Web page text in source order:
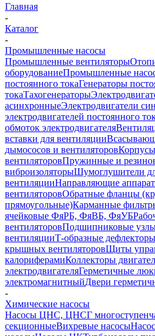
Главная
-
Каталог
-
Промышленные насосы
Промышленные вентиляторы
оборудованиеПромышленные
постоянного токаГенераторы
токаТахогенераторы
асинхронныеЭлектродвигатели
электродвигателей постоянного
обмоток электродвигателя
вставки для вентиляции
дымососов и вентиляторов
вентиляторовПружинные и
виброизоляторыШумоглушители
вентиляцииНаправляющие
вентиляторовОбратные фланцы
прямоугольные)Карманные
ячейковые ФяРБ, ФяВБ, ФяУБ
вентиляторовПодшипниковые
вентиляцииТ-образные дефлекторы
крышных вентиляторовЩиты
калориферамиКоллекторы
электродвигателяГерметичные
электромагнитныйДвери
-
Химические насосы
Насосы ЦНС, ЦНСГ
секционныеВихревые насосы